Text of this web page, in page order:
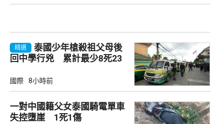
精選
泰國少年槍殺祖父母後
回中學行兇 累計最少8死23
國際 8小時前
一對中國籍父女泰國騎電單車
失控墮崖 1死1傷